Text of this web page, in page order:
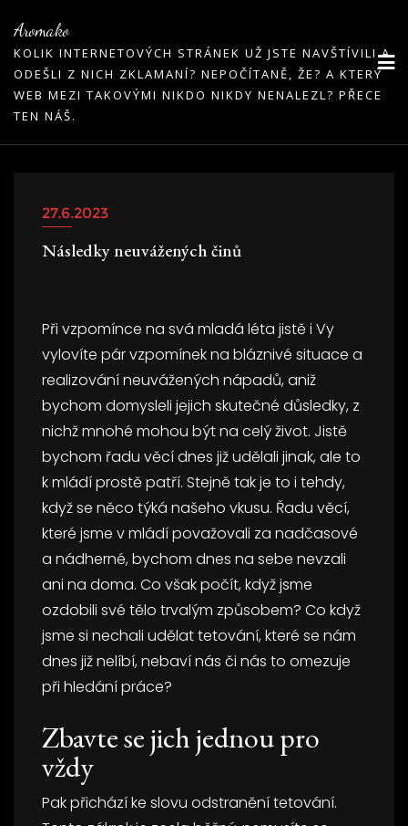
to
content
Aromako
KOLIK INTERNETOVÝCH STRÁNEK UŽ JSTE NAVŠTÍVILI A
ODEŠLI Z NICH ZKLAMANÍ? NEPOČÍTANĚ, ŽE? A KTERÝ
WEB MEZI TAKOVÝMI NIKDO NIKDY NENALEZL? PŘECE
TEN NÁŠ.
27.6.2023
Následky neuvážených činů
Při vzpomínce na svá mladá léta jistě i Vy
vylovíte pár vzpomínek na bláznivé situace a
realizování neuvážených nápadů, aniž
bychom domysleli jejich skutečné důsledky, z
nichž mnohé mohou být na celý život. Jistě
bychom řadu věcí dnes již udělali jinak, ale to
k mládí prostě patří. Stejně tak je to i tehdy,
když se něco týká našeho vkusu. Řadu věcí,
které jsme v mládí považovali za nadčasové
a nádherné, bychom dnes na sebe nevzali
ani na doma. Co však počít, když jsme
ozdobili své tělo trvalým způsobem? Co když
jsme si nechali udělat tetování, které se nám
dnes již nelíbí, nebaví nás či nás to omezuje
při hledání práce?
Zbavte se jich jednou pro
vždy
Pak přichází ke slovu odstranění tetování.